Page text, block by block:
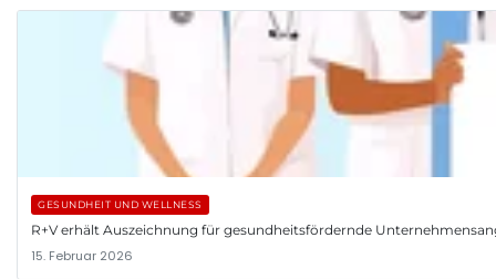
GESUNDHEIT UND WELLNESS
R+V erhält Auszeichnung für gesundheitsfördernde
15. Februar 2026